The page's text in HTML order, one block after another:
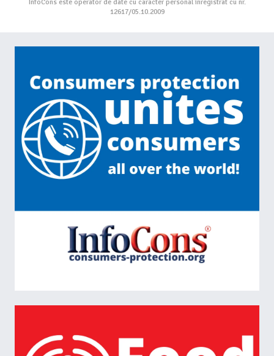
InfoCons este operator de date cu caracter personal înregistrat cu nr.
12617/05.10.2009